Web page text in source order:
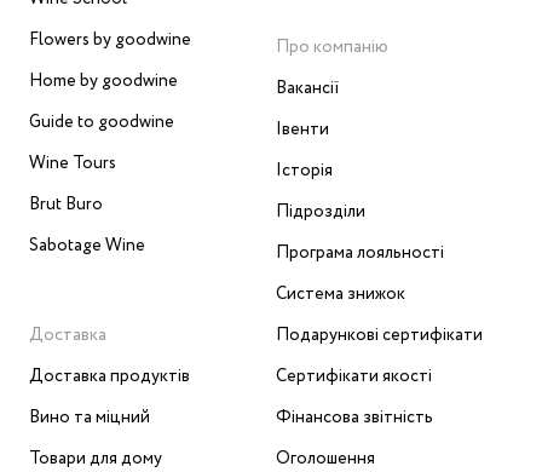
Flowers by goodwine
Home by goodwine
Guide to goodwine
Wine Tours
Brut Buro
Sabotage Wine
Доставка
Доставка продуктів
Вино та міцний
Товари для дому
Про компанію
Вакансії
Івенти
Історія
Підрозділи
Програма лояльності
Система знижок
Подарункові сертифікати
Сертифікати якості
Фінансова звітність
Оголошення